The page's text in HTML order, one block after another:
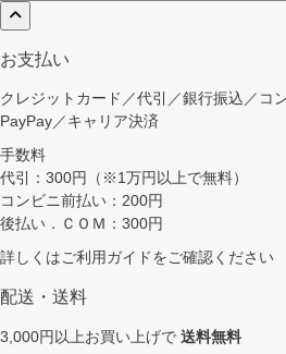
お支払い
クレジットカード／代引／銀行振込／コ
PayPay／キャリア決済
手数料
代引：300円（※1万円以上で無料）
コンビニ前払い：200円
後払い．ＣＯＭ：300円
詳しくはご利用ガイドをご確認ください
配送・送料
3,000円以上お買い上げで 送料無料